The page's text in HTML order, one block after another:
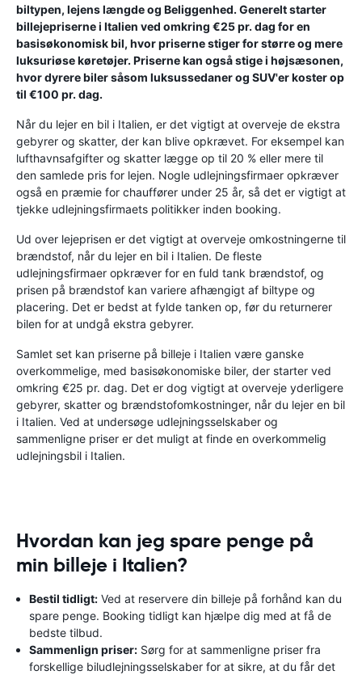
biltypen, lejens længde og Beliggenhed. Generelt starter
billejepriserne i Italien ved omkring €25 pr. dag for en
basisøkonomisk bil, hvor priserne stiger for større og mere
luksuriøse køretøjer. Priserne kan også stige i højsæsonen,
hvor dyrere biler såsom luksussedaner og SUV'er koster op
til €100 pr. dag.
Når du lejer en bil i Italien, er det vigtigt at overveje de ekstra
gebyrer og skatter, der kan blive opkrævet. For eksempel kan
lufthavnsafgifter og skatter lægge op til 20 % eller mere til
den samlede pris for lejen. Nogle udlejningsfirmaer opkræver
også en præmie for chauffører under 25 år, så det er vigtigt at
tjekke udlejningsfirmaets politikker inden booking.
Ud over lejeprisen er det vigtigt at overveje omkostningerne til
brændstof, når du lejer en bil i Italien. De fleste
udlejningsfirmaer opkræver for en fuld tank brændstof, og
prisen på brændstof kan variere afhængigt af biltype og
placering. Det er bedst at fylde tanken op, før du returnerer
bilen for at undgå ekstra gebyrer.
Samlet set kan priserne på billeje i Italien være ganske
overkommelige, med basisøkonomiske biler, der starter ved
omkring €25 pr. dag. Det er dog vigtigt at overveje yderligere
gebyrer, skatter og brændstofomkostninger, når du lejer en bil
i Italien. Ved at undersøge udlejningsselskaber og
sammenligne priser er det muligt at finde en overkommelig
udlejningsbil i Italien.
Hvordan kan jeg spare penge på
min billeje i Italien?
Bestil tidligt: Ved at reservere din billeje på forhånd kan du
spare penge. Booking tidligt kan hjælpe dig med at få de
bedste tilbud.
Sammenlign priser: Sørg for at sammenligne priser fra
forskellige biludlejningsselskaber for at sikre, at du får det